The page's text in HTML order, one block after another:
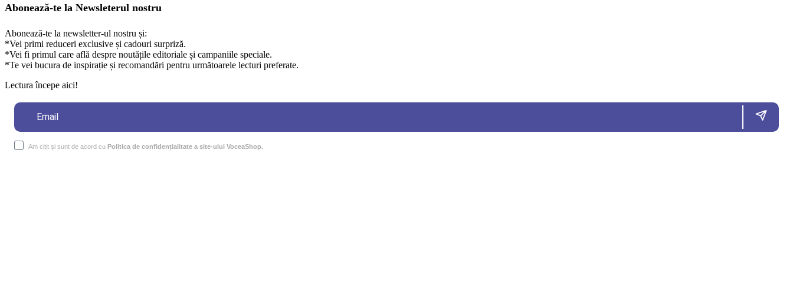
Abonează-te la Newsleterul nostru
Abonează-te la newsletter-ul nostru și:
*Vei primi reduceri exclusive și cadouri surpriză.
*Vei fi primul care află despre noutățile editoriale și campaniile speciale.
*Te vei bucura de inspirație și recomandări pentru următoarele lecturi preferate.
Lectura începe aici!
Am citit și sunt de acord cu Politica de confidențialitate a site-ului VoceaShop.